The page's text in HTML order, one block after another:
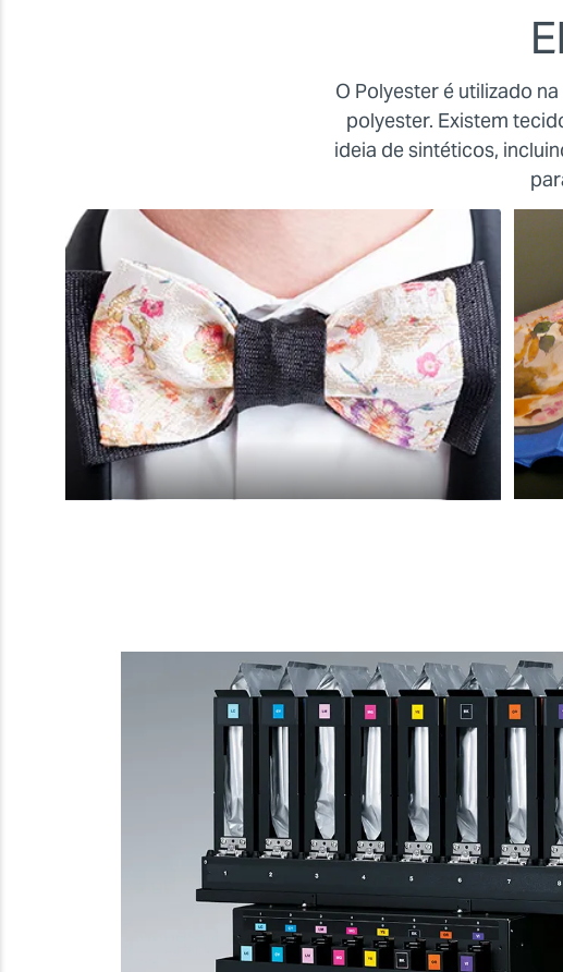
O Polyester é utilizado
polyester. Existem
ideia de sintéticos,